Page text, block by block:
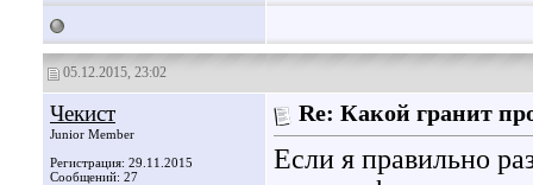
05.12.2015, 23:02
Чекист
Junior Member
Регистрация: 29.11.2015
Сообщений: 27
Re: Какой гранит
Если я правильно